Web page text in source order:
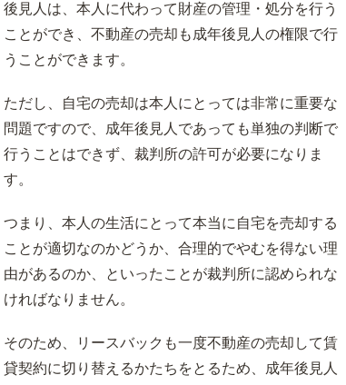
後見人は、本人に代わって財産の管理・処分を行う
ことができ、不動産の売却も成年後見人の権限で行
うことができます。
ただし、自宅の売却は本人にとっては非常に重要な
問題ですので、成年後見人であっても単独の判断で
行うことはできず、裁判所の許可が必要になりま
す。
つまり、本人の生活にとって本当に自宅を売却する
ことが適切なのかどうか、合理的でやむを得ない理
由があるのか、といったことが裁判所に認められな
ければなりません。
そのため、リースバックも一度不動産の売却して賃
貸契約に切り替えるかたちをとるため、成年後見人